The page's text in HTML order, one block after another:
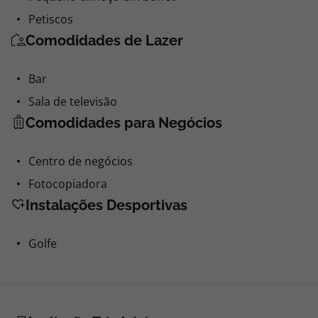
Petiscos
Comodidades de Lazer
Bar
Sala de televisão
Comodidades para Negócios
Centro de negócios
Fotocopiadora
Instalações Desportivas
Golfe